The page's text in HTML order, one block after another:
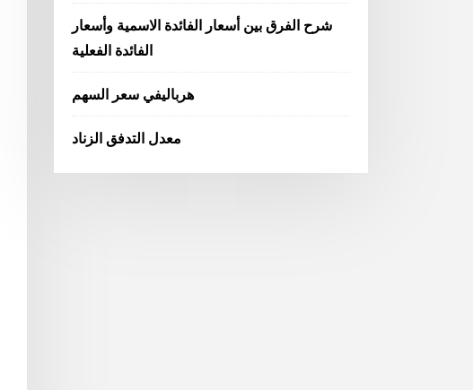
شرح الفرق بين أسعار الفائدة الاسمية وأسعار
الفائدة الفعلية
هرباليفي سعر السهم
معدل التدفق الزناد